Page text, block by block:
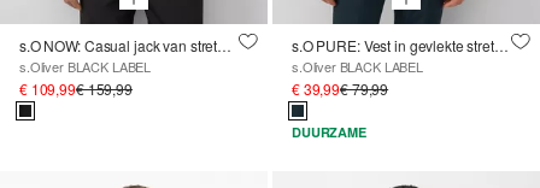
s.O NOW: Casual jack van stretch keperstof
s.Oliver BLACK LABEL
€ 109,99€ 159,99
s.O PURE: Vest in gevlekte stretch keperstof
s.Oliver BLACK LABEL
€ 39,99€ 79,99
DUURZAME